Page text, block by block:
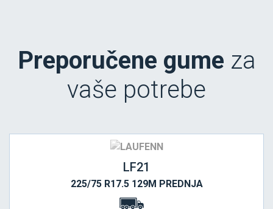
Preporučene gume za
vaše potrebe
LF21
225/75 R17.5 129M PREDNJA